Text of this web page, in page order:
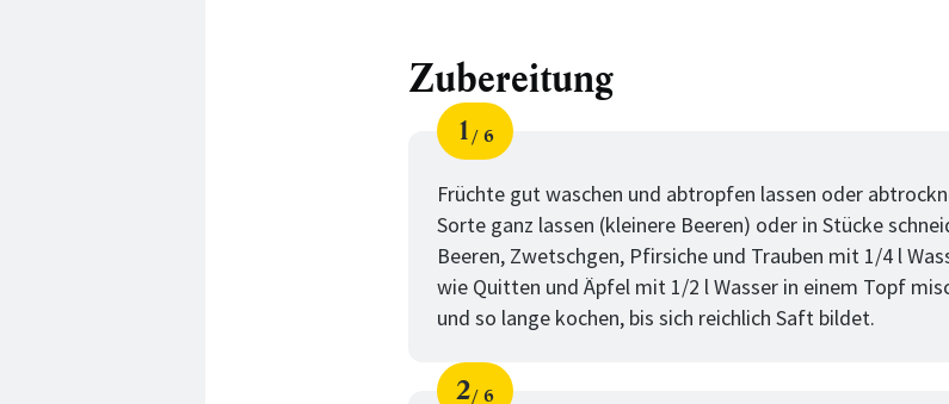
Zubereitung
Schritt
1
von
6
Früchte gut waschen und abtropfen lassen oder
Sorte ganz lassen (kleinere Beeren) oder in Stücke
Beeren, Zwetschgen, Pfirsiche und Trauben mit 1/4 l
wie Quitten und Äpfel mit 1/2 l Wasser in einem Topf
und so lange kochen, bis sich reichlich Saft bildet.
2 6